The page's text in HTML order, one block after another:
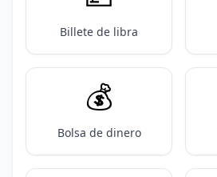
Billete de libra
💰️
Bolsa de dinero